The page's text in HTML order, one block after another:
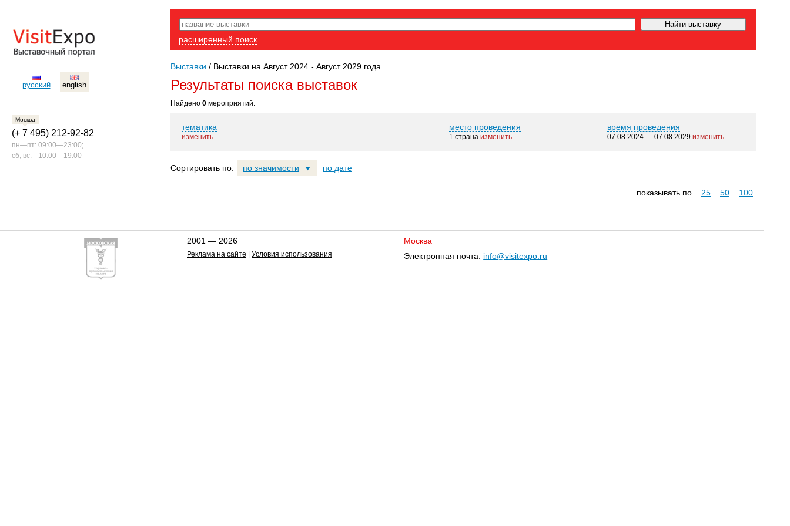
русский english
Москва
(+ 7 495) 212-92-82
пн—пт: 09:00—23:00;
сб, вс:
10:00—19:00
расширенный поиск
Выставки / Выставки на Август 2024 - Август 2029 года
Результаты поиска выставок
Найдено 0 мероприятий.
тематика
изменить
место проведения
1 страна изменить
время проведения
07.08.2024 — 07.08.2029 изменить
Сортировать по: по значимости по дате
показывать по 25 50 100
2001 — 2026
Реклама на сайте Условия использования
Москва
Электронная почта: info@visitexpo.ru